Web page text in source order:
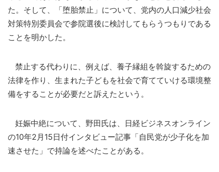
た。そして、「堕胎禁止」について、党内の人口減少社会
対策特別委員会で参院選後に検討してもらうつもりである
ことを明かした。
禁止する代わりに、例えば、養子縁組を斡旋するための
法律を作り、生まれた子どもを社会で育てていける環境整
備をすることが必要だと訴えたという。
妊娠中絶について、野田氏は、日経ビジネスオンライン
の10年2月15日付インタビュー記事「自民党が少子化を加
速させた」で持論を述べたことがある。